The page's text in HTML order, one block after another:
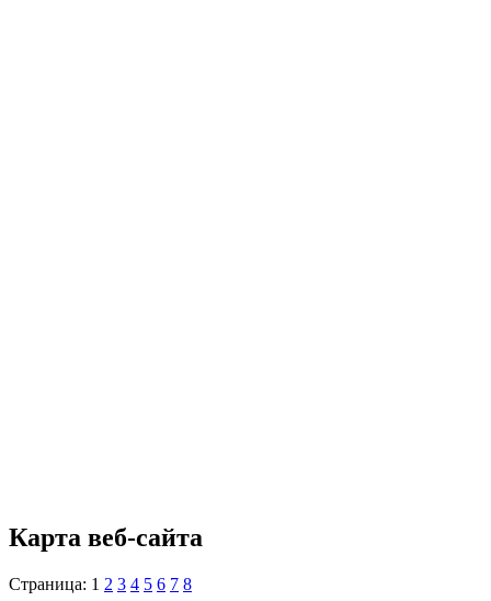
Карта веб-сайта
Страница: 1 2 3 4 5 6 7 8